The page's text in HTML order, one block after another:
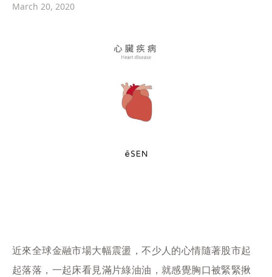
March 20, 2020
近來全球金融市場大幅震盪，不少人的心情隨著股市起
起落落，一起床看見滿片綠油油，就感覺胸口被緊緊揪